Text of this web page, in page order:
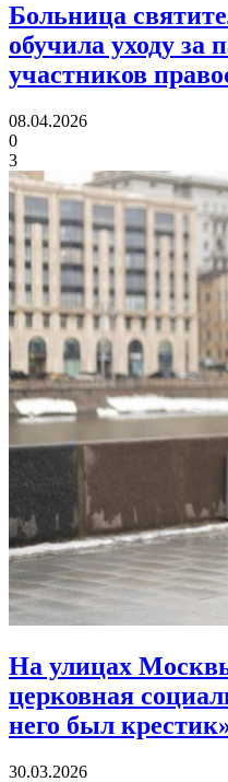
Больница
обучила уходу за
участников
08.04.2026
0
3
На улицах
церковная
него был
30.03.2026